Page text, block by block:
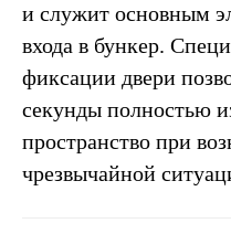
и служит основным
входа в бункер.
фиксации двери
секунды полностью
пространство при
чрезвычайной